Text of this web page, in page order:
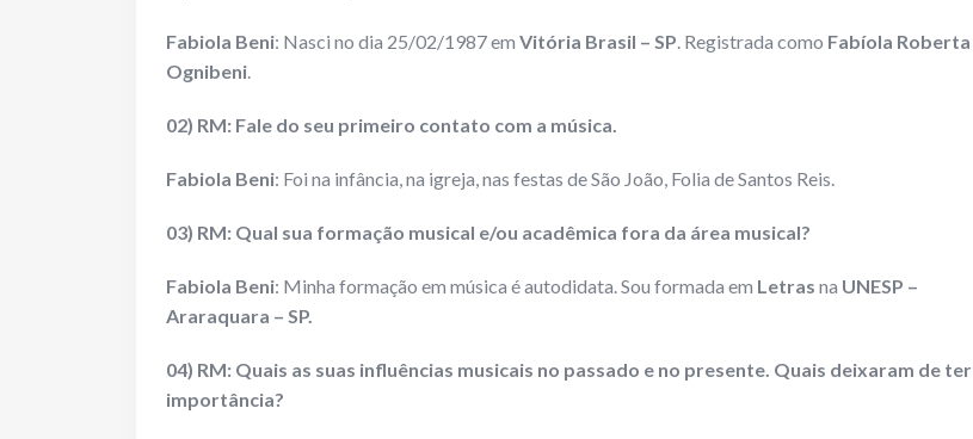
Fabiola Beni: Nasci no dia 25/02/1987 em Vitória Brasil – SP . Registrada como Fabíola Roberta
Ognibeni
02) RM: Fale do seu primeiro contato com a música.
Fabiola Beni: Foi na infância, na igreja, nas festas de São João, Folia de Santos Reis.
03) RM: Qual sua formação musical e/ou acadêmica fora da área musical?
Fabiola Beni: Minha formação em música é autodidata. Sou formada em Letras na UNESP –
Araraquara – SP.
04) RM: Quais as suas influências musicais no passado e no presente. Quais deixaram de ter
importância?